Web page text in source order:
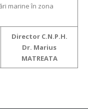
marine în zona
Director C.N.P.H.
Dr. Marius
MATREATA